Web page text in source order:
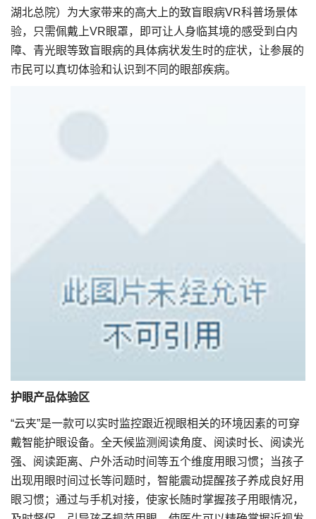
湖北总院）为大家带来的高大上的致盲眼病VR科普场景体
验，只需佩戴上VR眼罩，即可让人身临其境的感受到白内
障、青光眼等致盲眼病的具体病状发生时的症状，让参展的
市民可以真切体验和认识到不同的眼部疾病。
护眼产品体验区
“云夹”是一款可以实时监控跟近视眼相关的环境因素的可穿
戴智能护眼设备。全天候监测阅读角度、阅读时长、阅读光
强、阅读距离、户外活动时间等五个维度用眼习惯；当孩子
出现用眼时间过长等问题时，智能震动提醒孩子养成良好用
眼习惯；通过与手机对接，使家长随时掌握孩子用眼情况，